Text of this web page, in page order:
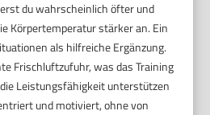
du wahrscheinlich öfter und
Körpertemperatur stärker an. Ein
als hilfreiche Ergänzung.
Frischluftzufuhr, was das Training
Leistungsfähigkeit unterstützen
und motiviert, ohne von